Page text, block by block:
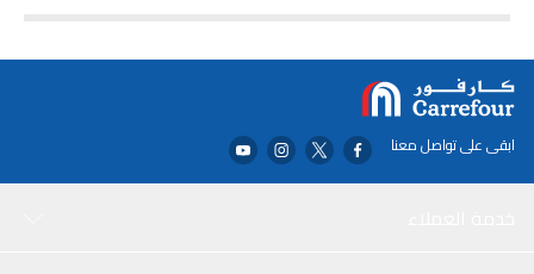
من الحرارة.
ابقى على تواصل معنا